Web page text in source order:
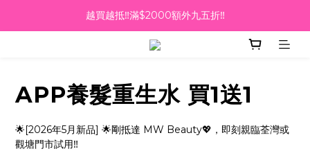
越買越抵‼️滿$2000額外九五折‼️
越買越抵‼️滿$2000額外九五折‼️
☀️【Summer Sales 盛夏狂歡】滿 $700 即減 $40！🔥
越買越抵‼️滿$2000額外九五折‼️
APP養髮重生水 買1送1
🌟[2026年5月新品] 🌟剛抵達 MW Beauty💖，即刻親臨荃灣或
觀塘門市試用‼️